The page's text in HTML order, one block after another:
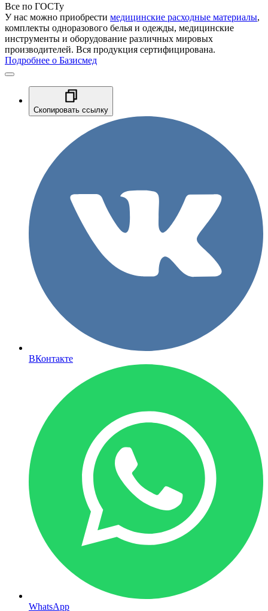
Все по ГОСТу
У нас можно приобрести медицинские расходные материалы,
комплекты одноразового белья и одежды, медицинские
инструменты и оборудование различных мировых
производителей. Вся продукция сертифицирована.
Подробнее о Базисмед
Скопировать ссылку
ВКонтакте
WhatsApp